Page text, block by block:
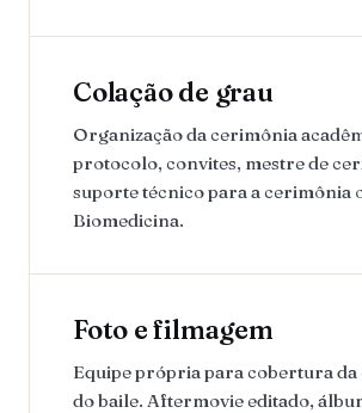
Colação de grau
Organização da cerimônia
protocolo, convites, mestre de
suporte técnico para a cerimônia
Biomedicina.
Foto e filmagem
Equipe própria para cobertura da
do baile. Aftermovie editado,